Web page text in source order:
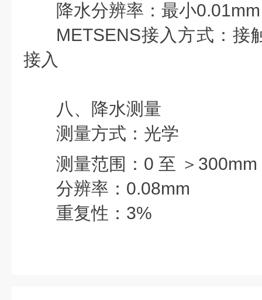
降水分辨率： 最小0.01mm
METSENS接入方式： 接
接入
八、降水测量
测量方式： 光学
测量范围： 0 至 ＞300mm
分辨率： 0.08mm
重复性： 3%